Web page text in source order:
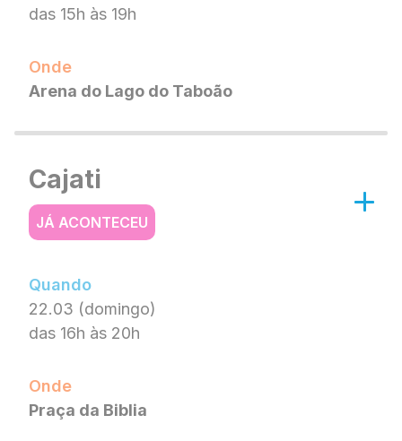
das 15h às 19h
Onde
Arena do Lago do Taboão
Cajati
JÁ ACONTECEU
Quando
22.03 (domingo)
das 16h às 20h
Onde
Praça da Biblia